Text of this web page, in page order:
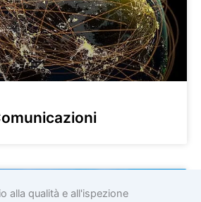
alla qualità e all'ispezione